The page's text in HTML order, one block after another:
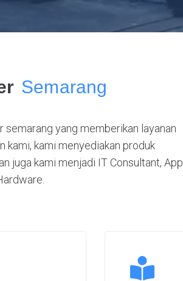
Semarang
yang memberikan layanan
kami, kami menyediakan produk
juga kami menjadi IT Consultant, App